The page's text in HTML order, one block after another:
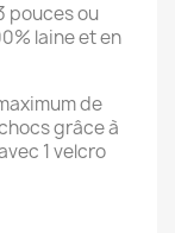
pouces ou
laine et en
de
grâce à
1 velcro